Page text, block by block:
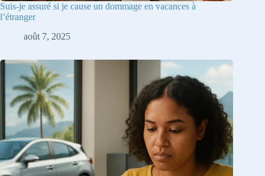
Suis-je assuré si je cause un dommage en vacances à
l’étranger
août 7, 2025